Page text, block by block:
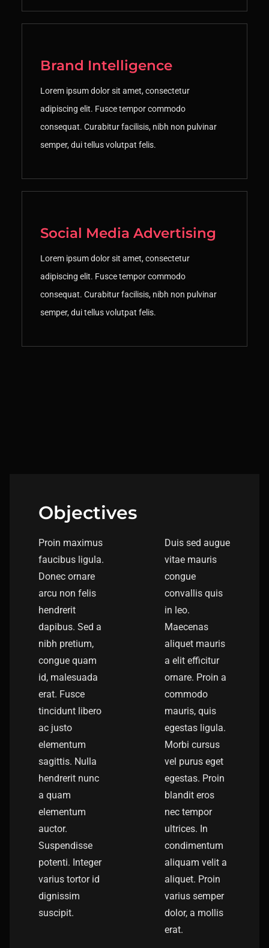
Brand Intelligence
Lorem ipsum dolor sit amet, consectetur
adipiscing elit. Fusce tempor commodo
consequat. Curabitur facilisis, nibh non pulvinar
semper, dui tellus volutpat felis.
Social Media Advertising
Lorem ipsum dolor sit amet, consectetur
adipiscing elit. Fusce tempor commodo
consequat. Curabitur facilisis, nibh non pulvinar
semper, dui tellus volutpat felis.
Objectives
Proin maximus
faucibus ligula.
Donec ornare
arcu non felis
hendrerit
dapibus. Sed a
nibh pretium,
congue quam
id, malesuada
erat. Fusce
tincidunt libero
ac justo
elementum
sagittis. Nulla
hendrerit nunc
a quam
elementum
auctor.
Suspendisse
potenti. Integer
varius tortor id
dignissim
suscipit.
Duis sed augue
vitae mauris
congue
convallis quis
in leo.
Maecenas
aliquet mauris
a elit efficitur
ornare. Proin a
commodo
mauris, quis
egestas ligula.
Morbi cursus
vel purus eget
egestas. Proin
blandit eros
nec tempor
ultrices. In
condimentum
aliquam velit a
aliquet. Proin
varius semper
dolor, a mollis
erat.